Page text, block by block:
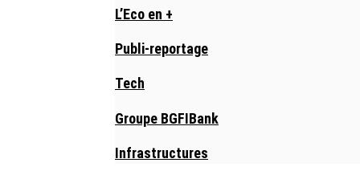
L’Eco en +
Publi-reportage
Tech
Groupe BGFIBank
Infrastructures